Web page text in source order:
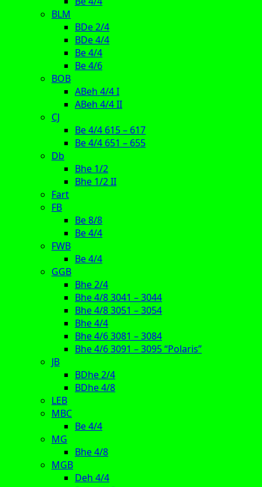
BLM
BDe 2/4
BDe 4/4
Be 4/4
Be 4/6
BOB
ABeh 4/4 I
ABeh 4/4 II
CJ
Be 4/4 615 – 617
Be 4/4 651 – 655
Db
Bhe 1/2
Bhe 1/2 II
Fart
FB
Be 8/8
Be 4/4
FWB
Be 4/4
GGB
Bhe 2/4
Bhe 4/8 3041 – 3044
Bhe 4/8 3051 – 3054
Bhe 4/4
Bhe 4/6 3081 – 3084
Bhe 4/6 3091 – 3095 “Polaris”
JB
BDhe 2/4
BDhe 4/8
LEB
MBC
Be 4/4
MG
Bhe 4/8
MGB
Deh 4/4